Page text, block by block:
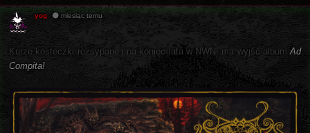
yog miesiąc temu
Kurze kosteczki rozsypane i na koniec lata w NWN! ma wyjść albumAd
Compita!